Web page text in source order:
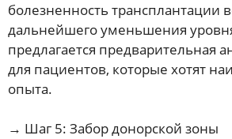
болезненность трансплантации
дальнейшего уменьшения
предлагается предварительная
для пациентов, которые хотят
опыта.
→ Шаг 5: Забор донорской зоны